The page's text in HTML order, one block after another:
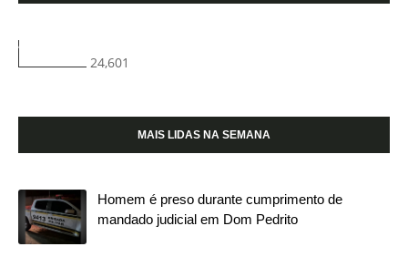
24,601
MAIS LIDAS NA SEMANA
Homem é preso durante cumprimento de
mandado judicial em Dom Pedrito